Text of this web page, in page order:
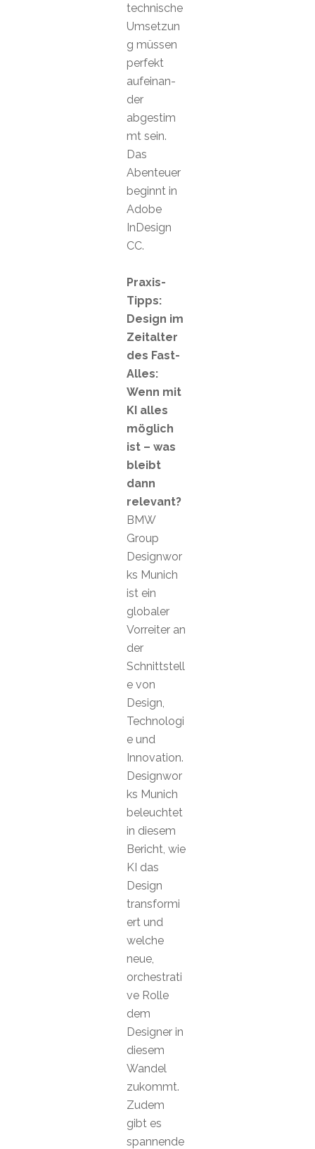
technische
Umsetzun
g müssen
perfekt
aufeinan-
der
abgestim
mt sein.
Das
Abenteuer
beginnt in
Adobe
InDesign
CC.
Praxis-
Tipps:
Design im
Zeitalter
des Fast-
Alles:
Wenn mit
KI alles
möglich
ist – was
bleibt
dann
relevant?
BMW
Group
Designwor
ks Munich
ist ein
globaler
Vorreiter an
der
Schnittstell
e von
Design,
Technologi
e und
Innovation.
Designwor
ks Munich
beleuchtet
in diesem
Bericht, wie
KI das
Design
transformi
ert und
welche
neue,
orchestrati
ve Rolle
dem
Designer in
diesem
Wandel
zukommt.
Zudem
gibt es
spannende